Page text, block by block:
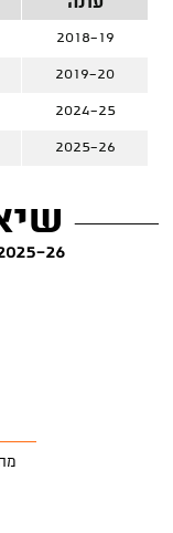
עונה
2018-19
2019-20
2024-25
2025-26
2025-26 - עונה סדירה, קבוצה
מחזור 21